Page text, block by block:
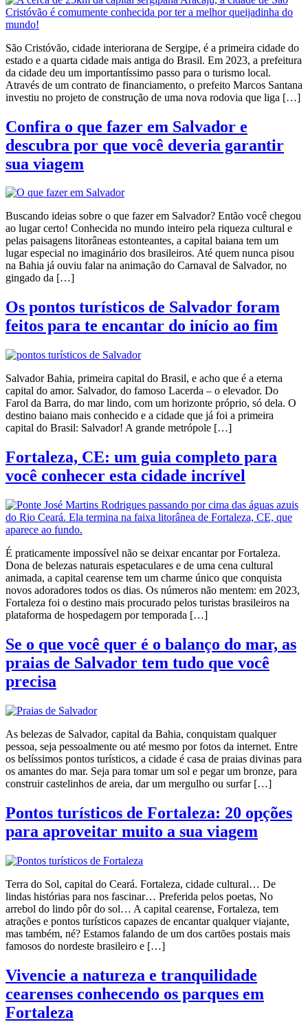
São Cristóvão, cidade interiorana de Sergipe, é a primeira cidade do
estado e a quarta cidade mais antiga do Brasil. Em 2023, a prefeitura
da cidade deu um importantíssimo passo para o turismo local.
Através de um contrato de financiamento, o prefeito Marcos Santana
investiu no projeto de construção de uma nova rodovia que liga […]
Confira o que fazer em Salvador e
descubra por que você deveria garantir
sua viagem
Buscando ideias sobre o que fazer em Salvador? Então você chegou
ao lugar certo! Conhecida no mundo inteiro pela riqueza cultural e
pelas paisagens litorâneas estonteantes, a capital baiana tem um
lugar especial no imaginário dos brasileiros. Até quem nunca pisou
na Bahia já ouviu falar na animação do Carnaval de Salvador, no
gingado da […]
Os pontos turísticos de Salvador foram
feitos para te encantar do início ao fim
Salvador Bahia, primeira capital do Brasil, e acho que é a eterna
capital do amor. Salvador, do famoso Lacerda – o elevador. Do
Farol da Barra, do mar lindo, com um horizonte próprio, só dela. O
destino baiano mais conhecido e a cidade que já foi a primeira
capital do Brasil: Salvador! A grande metrópole […]
Fortaleza, CE: um guia completo para
você conhecer esta cidade incrível
É praticamente impossível não se deixar encantar por Fortaleza.
Dona de belezas naturais espetaculares e de uma cena cultural
animada, a capital cearense tem um charme único que conquista
novos adoradores todos os dias. Os números não mentem: em 2023,
Fortaleza foi o destino mais procurado pelos turistas brasileiros na
plataforma de hospedagem por temporada […]
Se o que você quer é o balanço do mar, as
praias de Salvador tem tudo que você
precisa
As belezas de Salvador, capital da Bahia, conquistam qualquer
pessoa, seja pessoalmente ou até mesmo por fotos da internet. Entre
os belíssimos pontos turísticos, a cidade é casa de praias divinas para
os amantes do mar. Seja para tomar um sol e pegar um bronze, para
construir castelinhos de areia, dar um mergulho ou surfar […]
Pontos turísticos de Fortaleza: 20 opções
para aproveitar muito a sua viagem
Terra do Sol, capital do Ceará. Fortaleza, cidade cultural… De
lindas histórias para nos fascinar… Preferida pelos poetas, No
arrebol do lindo pôr do sol… A capital cearense, Fortaleza, tem
atrações e pontos turísticos capazes de encantar qualquer viajante,
mas também, né? Estamos falando de um dos cartões postais mais
famosos do nordeste brasileiro e […]
Vivencie a natureza e tranquilidade
cearenses conhecendo os parques em
Fortaleza